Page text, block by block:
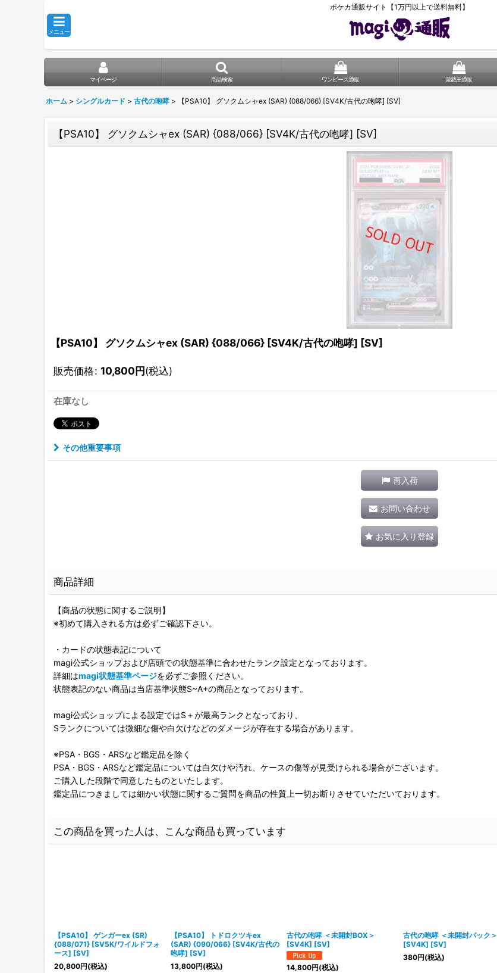
ポケカ通販サイト【1万円以上で送料無料】
メニュー
マイページ 商品検索 ワンピース通販 遊戯王通販
ホーム > シングルカード > 古代の咆哮 > 【PSA10】 グソクムシャex (SAR) {088/066} [SV4K/古代の咆哮] [SV]
【PSA10】 グソクムシャex (SAR) {088/066} [SV4K/古代の咆哮] [SV]
【PSA10】 グソクムシャex (SAR) {088/066} [SV4K/古代の咆哮] [SV]
販売価格: 10,800円(税込)
在庫なし
その他重要事項
再入荷
お問い合わせ
お気に入り登録
商品詳細
【商品の状態に関するご説明】
※初めて購入される方は必ずご確認下さい。
・カードの状態表記について
magi公式ショップおよび店頭での状態基準に合わせたランク設定となっております。
詳細はmagi状態基準ページを必ずご参照ください。
状態表記のない商品は当店基準状態S~A+の商品となっております。
magi公式ショップによる設定ではS＋が最高ランクとなっており、
Sランクについては微細な傷や白欠けなどのダメージが存在する場合があります。
※PSA・BGS・ARSなど鑑定品を除く
PSA・BGS・ARSなど鑑定品については白欠けや汚れ、ケースの傷等が見受けられる場合がございます。
ご購入した段階で同意したものといたします。
鑑定品につきましては細かい状態に関するご質問を商品の性質上一切お断りさせていただいております。
この商品を買った人は、こんな商品も買っています
【PSA10】 ゲンガーex (SR)
{088/071} [SV5K/ワイルドフォ
ース] [SV]
20,800円(税込)
【PSA10】 トドロクツキex
(SAR) {090/066} [SV4K/古代の
咆哮] [SV]
13,800円(税込)
古代の咆哮 ＜未開封BOX＞
[SV4K] [SV]
14,800円(税込)
古代の咆哮 ＜未開封パック＞
[SV4K] [SV]
380円(税込)